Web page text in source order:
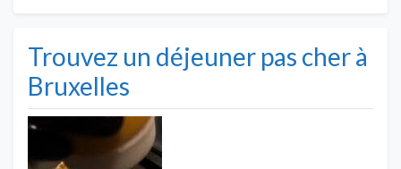
Trouvez un déjeuner pas cher à
Bruxelles